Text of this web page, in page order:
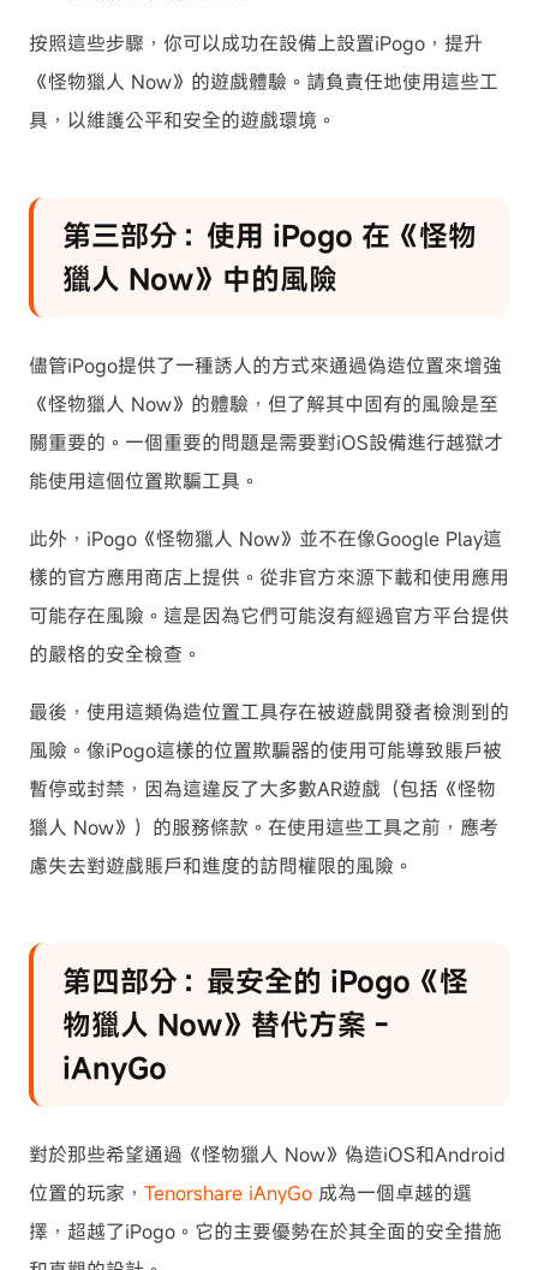
按照這些步驟，你可以成功在設備上設置iPogo，提升
《怪物獵人 Now》的遊戲體驗。請負責任地使用這些工
具，以維護公平和安全的遊戲環境。
第三部分：使用 iPogo 在《怪物
獵人 Now》中的風險
儘管iPogo提供了一種誘人的方式來通過偽造位置來增強
《怪物獵人 Now》的體驗，但了解其中固有的風險是至
關重要的。一個重要的問題是需要對iOS設備進行越獄才
能使用這個位置欺騙工具。
此外，iPogo《怪物獵人 Now》並不在像Google Play這
樣的官方應用商店上提供。從非官方來源下載和使用應用
可能存在風險。這是因為它們可能沒有經過官方平台提供
的嚴格的安全檢查。
最後，使用這類偽造位置工具存在被遊戲開發者檢測到的
風險。像iPogo這樣的位置欺騙器的使用可能導致賬戶被
暫停或封禁，因為這違反了大多數AR遊戲（包括《怪物
獵人 Now》）的服務條款。在使用這些工具之前，應考
慮失去對遊戲賬戶和進度的訪問權限的風險。
第四部分：最安全的 iPogo《怪
物獵人 Now》替代方案 -
iAnyGo
對於那些希望通過《怪物獵人 Now》偽造iOS和Android
位置的玩家， Tenorshare iAnyGo 成為一個卓越的選
擇，超越了iPogo。它的主要優勢在於其全面的安全措施